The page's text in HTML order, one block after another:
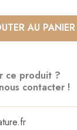
AU PANIER
ce produit ?
contacter !